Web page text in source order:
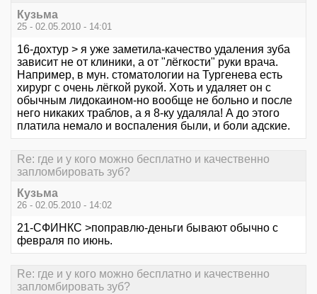
Кузьма
25 - 02.05.2010 - 14:01
16-дохтур > я уже заметила-качество удаления зуба
зависит не от клиники, а от "лёгкости" руки врача.
Например, в мун. стоматологии на Тургенева есть
хирург с очень лёгкой рукой. Хоть и удаляет он с
обычным лидокаином-но вообще не больно и после
него никаких траблов, а я 8-ку удаляла! А до этого
платила немало и воспаления были, и боли адские.
Re: где и у кого можно бесплатно и качественно
запломбировать зуб?
Кузьма
26 - 02.05.2010 - 14:02
21-СФИНКС >поправлю-деньги бывают обычно с
февраля по июнь.
Re: где и у кого можно бесплатно и качественно
запломбировать зуб?